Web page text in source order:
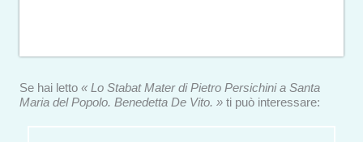
Se hai letto « Lo Stabat Mater di Pietro Persichini a Santa
Maria del Popolo. Benedetta De Vito. » ti può interessare: